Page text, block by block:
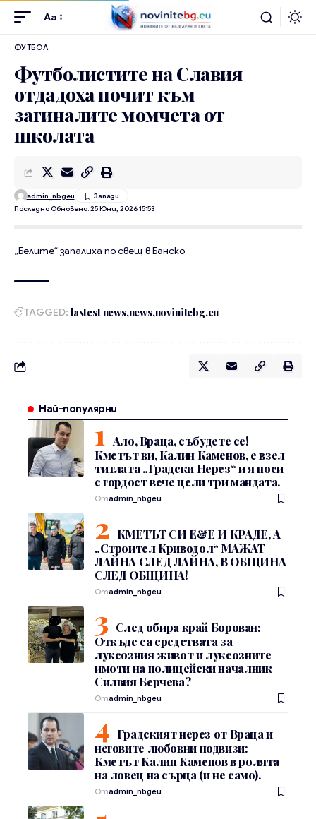
Aa
ФУТБОЛ
Футболистите на Славия
отдадоха почит към
загиналите момчета от
школата
Последно Обновено: 25 Юни, 2026 15:53
admin_nbgeu
„Белите“ запалиха по свещ в Банско
TAGGED: lastest news news novinitebg.eu
Най-популярни
Ало, Враца, събудете се!
Кметът ви, Калин Каменов, е взел
титлата „Градски Нерез“ и я носи
с гордост вече цели три мандата.
Отadmin_nbgeu
КМЕТЪТ СИ Е&Е И КРАДЕ, А
„Строител Криводол“ МАЖАТ
ЛАЙНА СЛЕД ЛАЙНА, В ОБЩИНА
СЛЕД ОБЩИНА!
Отadmin_nbgeu
След обира край Борован:
Откъде са средствата за
луксозния живот и луксозните
имоти на полицейски началник
Силвия Берчева?
Отadmin_nbgeu
Градският нерез от Враца и
неговите любовни подвизи:
Кметът Калин Каменов в ролята
на ловец на сърца (и не само).
Отadmin_nbgeu